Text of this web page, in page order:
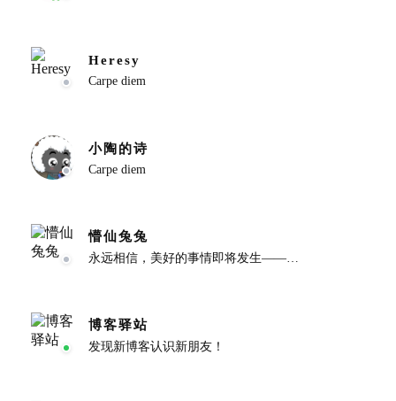
Heresy
Carpe diem
小陶的诗
Carpe diem
懵仙兔兔
博客驿站
发现新博客认识新朋友！